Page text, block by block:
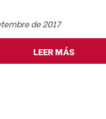
de 2017
LEER MÁS